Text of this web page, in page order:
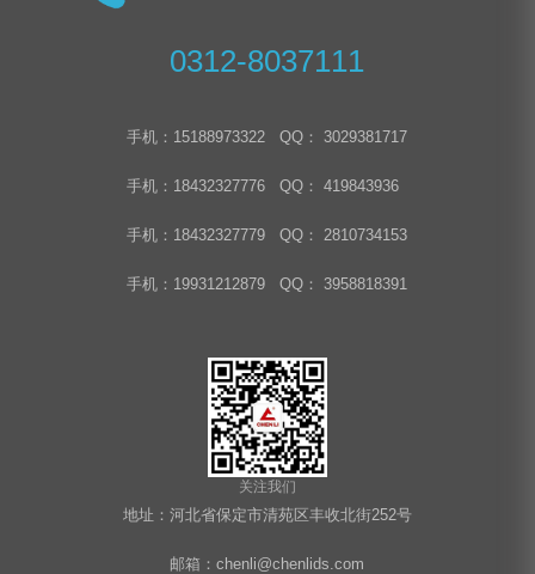
0312-8037111
手机：15188973322 QQ： 3029381717
手机：18432327776 QQ： 419843936
手机：18432327779 QQ： 2810734153
手机：19931212879 QQ： 3958818391
关注我们
地址：河北省保定市清苑区丰收北街252号
邮箱：chenli@chenlids.com